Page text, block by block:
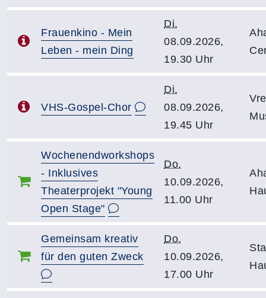
Frauenkino - Mein
Leben - mein Ding
Di.
08.09.2026,
19.30 Uhr
VHS-Gospel-Chor
Di.
08.09.2026,
19.45 Uhr
Wochenendworkshops
- Inklusives
Theaterprojekt "Young
Open Stage"
Do.
10.09.2026,
11.00 Uhr
Gemeinsam kreativ
für den guten Zweck
Do.
10.09.2026,
17.00 Uhr